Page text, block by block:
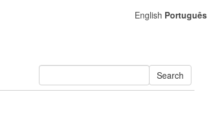
Search
English Português